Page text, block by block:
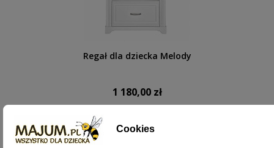
Regał dla dziecka Melody
1 180,00 zł
Cookies